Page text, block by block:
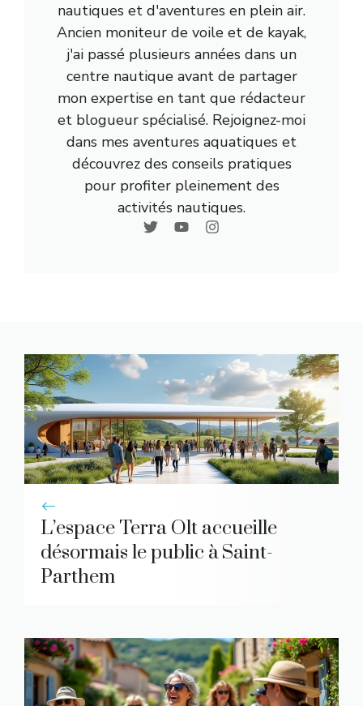
nautiques et d'aventures en plein air.
Ancien moniteur de voile et de kayak,
j'ai passé plusieurs années dans un
centre nautique avant de partager
mon expertise en tant que rédacteur
et blogueur spécialisé. Rejoignez-moi
dans mes aventures aquatiques et
découvrez des conseils pratiques
pour profiter pleinement des
activités nautiques.
L’espace Terra Olt accueille
désormais le public à Saint-
Parthem